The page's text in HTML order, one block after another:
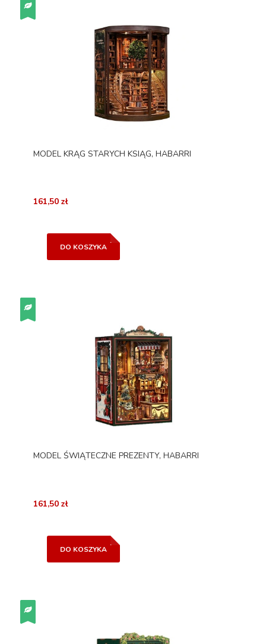
MODEL KRĄG STARYCH KSIĄG, HABARRI
161,50 zł
DO KOSZYKA
MODEL ŚWIĄTECZNE PREZENTY, HABARRI
161,50 zł
DO KOSZYKA